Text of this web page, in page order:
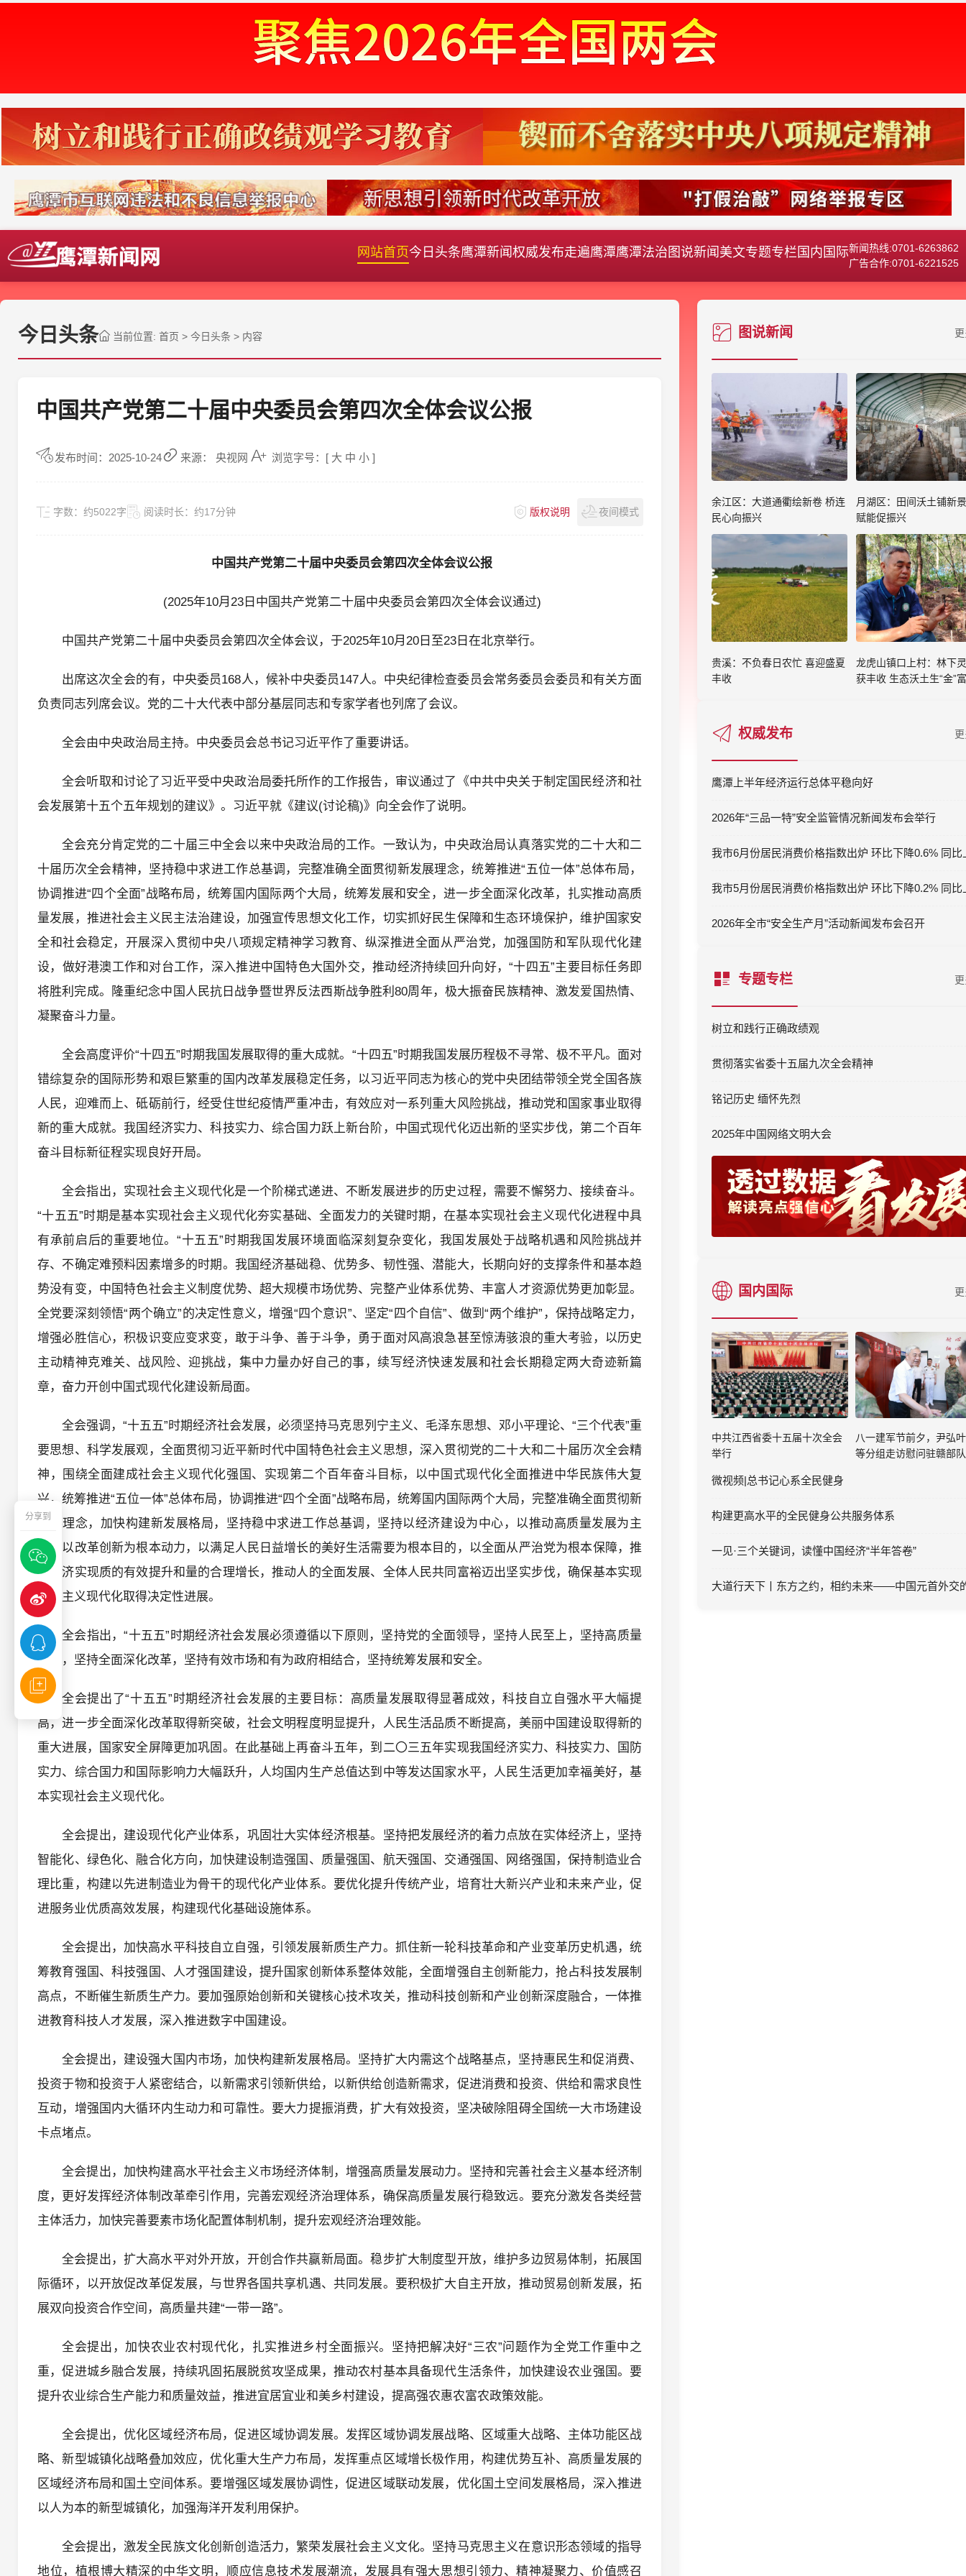
网站首页今日头条鹰潭新闻 权威发布走遍鹰潭鹰潭法治 图说新闻 美文专题专栏 国内国际新闻热线:0701-6263862
广告合作:0701-6221525
分享到
今日头条 当前位置: 首页 > 今日头条 > 内容
中国共产党第二十届中央委员会第四次全体会议公报
发布时间：2025-10-24 来源： 央视网 浏览字号：[ 大 中 小 ]
字数： 约5022字 阅读时长： 约17分钟 版权说明 夜间模式
中国共产党第二十届中央委员会第四次全体会议公报
(2025年10月23日中国共产党第二十届中央委员会第四次全体会议通过)
中国共产党第二十届中央委员会第四次全体会议，于2025年10月20日至23日在北京举行。
出席这次全会的有，中央委员168人，候补中央委员147人。中央纪律检查委员会常务委员会委员和有关方面
负责同志列席会议。党的二十大代表中部分基层同志和专家学者也列席了会议。
全会由中央政治局主持。中央委员会总书记习近平作了重要讲话。
全会听取和讨论了习近平受中央政治局委托所作的工作报告，审议通过了《中共中央关于制定国民经济和社
会发展第十五个五年规划的建议》。习近平就《建议(讨论稿)》向全会作了说明。
全会充分肯定党的二十届三中全会以来中央政治局的工作。一致认为，中央政治局认真落实党的二十大和二
十届历次全会精神，坚持稳中求进工作总基调，完整准确全面贯彻新发展理念，统筹推进“五位一体”总体布局，
协调推进“四个全面”战略布局，统筹国内国际两个大局，统筹发展和安全，进一步全面深化改革，扎实推动高质
量发展，推进社会主义民主法治建设，加强宣传思想文化工作，切实抓好民生保障和生态环境保护，维护国家安
全和社会稳定，开展深入贯彻中央八项规定精神学习教育、纵深推进全面从严治党，加强国防和军队现代化建
设，做好港澳工作和对台工作，深入推进中国特色大国外交，推动经济持续回升向好，“十四五”主要目标任务即
将胜利完成。隆重纪念中国人民抗日战争暨世界反法西斯战争胜利80周年，极大振奋民族精神、激发爱国热情、
凝聚奋斗力量。
全会高度评价“十四五”时期我国发展取得的重大成就。“十四五”时期我国发展历程极不寻常、极不平凡。面对
错综复杂的国际形势和艰巨繁重的国内改革发展稳定任务，以习近平同志为核心的党中央团结带领全党全国各族
人民，迎难而上、砥砺前行，经受住世纪疫情严重冲击，有效应对一系列重大风险挑战，推动党和国家事业取得
新的重大成就。我国经济实力、科技实力、综合国力跃上新台阶，中国式现代化迈出新的坚实步伐，第二个百年
奋斗目标新征程实现良好开局。
全会指出，实现社会主义现代化是一个阶梯式递进、不断发展进步的历史过程，需要不懈努力、接续奋斗。
“十五五”时期是基本实现社会主义现代化夯实基础、全面发力的关键时期，在基本实现社会主义现代化进程中具
有承前启后的重要地位。“十五五”时期我国发展环境面临深刻复杂变化，我国发展处于战略机遇和风险挑战并
存、不确定难预料因素增多的时期。我国经济基础稳、优势多、韧性强、潜能大，长期向好的支撑条件和基本趋
势没有变，中国特色社会主义制度优势、超大规模市场优势、完整产业体系优势、丰富人才资源优势更加彰显。
全党要深刻领悟“两个确立”的决定性意义，增强“四个意识”、坚定“四个自信”、做到“两个维护”，保持战略定力，
增强必胜信心，积极识变应变求变，敢于斗争、善于斗争，勇于面对风高浪急甚至惊涛骇浪的重大考验，以历史
主动精神克难关、战风险、迎挑战，集中力量办好自己的事，续写经济快速发展和社会长期稳定两大奇迹新篇
章，奋力开创中国式现代化建设新局面。
全会强调，“十五五”时期经济社会发展，必须坚持马克思列宁主义、毛泽东思想、邓小平理论、“三个代表”重
要思想、科学发展观，全面贯彻习近平新时代中国特色社会主义思想，深入贯彻党的二十大和二十届历次全会精
神，围绕全面建成社会主义现代化强国、实现第二个百年奋斗目标，以中国式现代化全面推进中华民族伟大复
兴，统筹推进“五位一体”总体布局，协调推进“四个全面”战略布局，统筹国内国际两个大局，完整准确全面贯彻新
发展理念，加快构建新发展格局，坚持稳中求进工作总基调，坚持以经济建设为中心，以推动高质量发展为主
题，以改革创新为根本动力，以满足人民日益增长的美好生活需要为根本目的，以全面从严治党为根本保障，推
动经济实现质的有效提升和量的合理增长，推动人的全面发展、全体人民共同富裕迈出坚实步伐，确保基本实现
社会主义现代化取得决定性进展。
全会指出，“十五五”时期经济社会发展必须遵循以下原则，坚持党的全面领导，坚持人民至上，坚持高质量
发展，坚持全面深化改革，坚持有效市场和有为政府相结合，坚持统筹发展和安全。
全会提出了“十五五”时期经济社会发展的主要目标：高质量发展取得显著成效，科技自立自强水平大幅提
高，进一步全面深化改革取得新突破，社会文明程度明显提升，人民生活品质不断提高，美丽中国建设取得新的
重大进展，国家安全屏障更加巩固。在此基础上再奋斗五年，到二〇三五年实现我国经济实力、科技实力、国防
实力、综合国力和国际影响力大幅跃升，人均国内生产总值达到中等发达国家水平，人民生活更加幸福美好，基
本实现社会主义现代化。
全会提出，建设现代化产业体系，巩固壮大实体经济根基。坚持把发展经济的着力点放在实体经济上，坚持
智能化、绿色化、融合化方向，加快建设制造强国、质量强国、航天强国、交通强国、网络强国，保持制造业合
理比重，构建以先进制造业为骨干的现代化产业体系。要优化提升传统产业，培育壮大新兴产业和未来产业，促
进服务业优质高效发展，构建现代化基础设施体系。
全会提出，加快高水平科技自立自强，引领发展新质生产力。抓住新一轮科技革命和产业变革历史机遇，统
筹教育强国、科技强国、人才强国建设，提升国家创新体系整体效能，全面增强自主创新能力，抢占科技发展制
高点，不断催生新质生产力。要加强原始创新和关键核心技术攻关，推动科技创新和产业创新深度融合，一体推
进教育科技人才发展，深入推进数字中国建设。
全会提出，建设强大国内市场，加快构建新发展格局。坚持扩大内需这个战略基点，坚持惠民生和促消费、
投资于物和投资于人紧密结合，以新需求引领新供给，以新供给创造新需求，促进消费和投资、供给和需求良性
互动，增强国内大循环内生动力和可靠性。要大力提振消费，扩大有效投资，坚决破除阻碍全国统一大市场建设
卡点堵点。
全会提出，加快构建高水平社会主义市场经济体制，增强高质量发展动力。坚持和完善社会主义基本经济制
度，更好发挥经济体制改革牵引作用，完善宏观经济治理体系，确保高质量发展行稳致远。要充分激发各类经营
主体活力，加快完善要素市场化配置体制机制，提升宏观经济治理效能。
全会提出，扩大高水平对外开放，开创合作共赢新局面。稳步扩大制度型开放，维护多边贸易体制，拓展国
际循环，以开放促改革促发展，与世界各国共享机遇、共同发展。要积极扩大自主开放，推动贸易创新发展，拓
展双向投资合作空间，高质量共建“一带一路”。
全会提出，加快农业农村现代化，扎实推进乡村全面振兴。坚持把解决好“三农”问题作为全党工作重中之
重，促进城乡融合发展，持续巩固拓展脱贫攻坚成果，推动农村基本具备现代生活条件，加快建设农业强国。要
提升农业综合生产能力和质量效益，推进宜居宜业和美乡村建设，提高强农惠农富农政策效能。
全会提出，优化区域经济布局，促进区域协调发展。发挥区域协调发展战略、区域重大战略、主体功能区战
略、新型城镇化战略叠加效应，优化重大生产力布局，发挥重点区域增长极作用，构建优势互补、高质量发展的
区域经济布局和国土空间体系。要增强区域发展协调性，促进区域联动发展，优化国土空间发展格局，深入推进
以人为本的新型城镇化，加强海洋开发利用保护。
全会提出，激发全民族文化创新创造活力，繁荣发展社会主义文化。坚持马克思主义在意识形态领域的指导
地位，植根博大精深的中华文明，顺应信息技术发展潮流，发展具有强大思想引领力、精神凝聚力、价值感召
图说新闻
余江区：大道通衢绘新卷 桥连
民心向振兴
月湖区：田间沃土铺新
赋能促振兴
贵溪：不负春日农忙 喜迎盛夏
丰收
龙虎山镇口上村：林下
获丰收 生态沃土生“金”
权威发布
鹰潭上半年经济运行总体平稳向好
2026年“三品一特”安全监管情况新闻发布会举行
2026年全市“安全生产月”活动新闻发布会召开
专题专栏
树立和践行正确政绩观
贯彻落实省委十五届九次全会精神
铭记历史 缅怀先烈
2025年中国网络文明大会
国内国际
中共江西省委十五届十次全会
举行
八一建军节前夕，尹弘
等分组走访慰问驻赣部队
微视频|总书记心系全民健身
构建更高水平的全民健身公共服务体系
一见·三个关键词，读懂中国经济“半年答卷”